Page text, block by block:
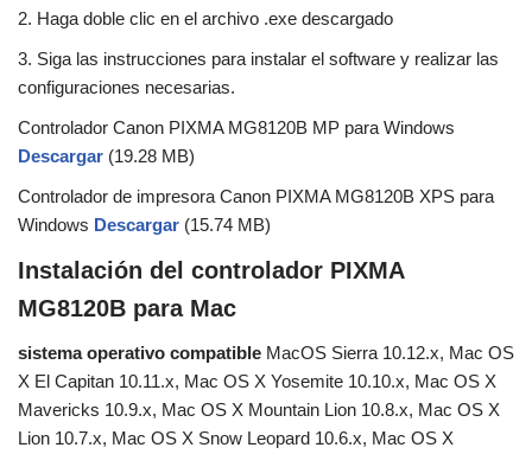
2. Haga doble clic en el archivo .exe descargado
3. Siga las instrucciones para instalar el software y realizar las
configuraciones necesarias.
Controlador Canon PIXMA MG8120B MP para Windows
Descargar (19.28 MB)
Controlador de impresora Canon PIXMA MG8120B XPS para
Windows Descargar (15.74 MB)
Instalación del controlador PIXMA
MG8120B para Mac
sistema operativo compatible MacOS Sierra 10.12.x, Mac OS
X El Capitan 10.11.x, Mac OS X Yosemite 10.10.x, Mac OS X
Mavericks 10.9.x, Mac OS X Mountain Lion 10.8.x, Mac OS X
Lion 10.7.x, Mac OS X Snow Leopard 10.6.x, Mac OS X